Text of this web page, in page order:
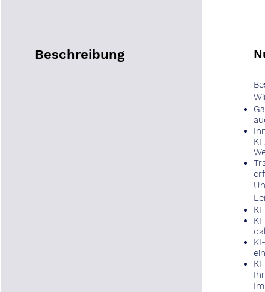
Beschreibung
KI